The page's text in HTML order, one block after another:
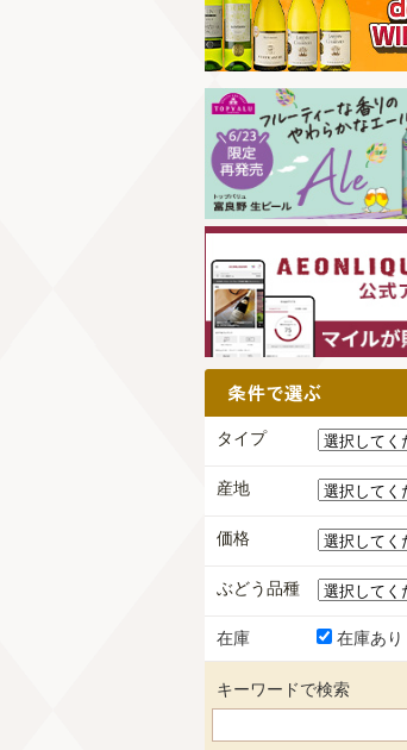
タイプ
産地
価格
ぶどう品種
在庫 在庫あり
キーワードで検索